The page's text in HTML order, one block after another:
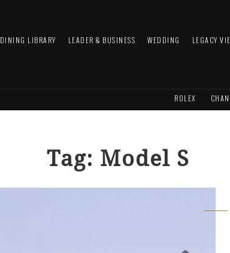
DINING LIBRARY LEADER & BUSINESS WEDDING LEGACY
ROLEX
Tag: Model S